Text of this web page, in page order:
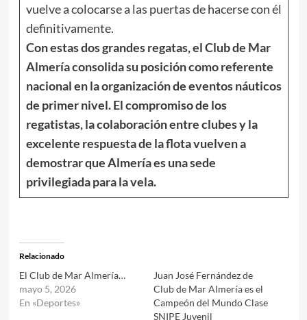
vuelve a colocarse a las puertas de hacerse con él
definitivamente.
Con estas dos grandes regatas, el Club de Mar
Almería consolida su posición como referente
nacional en la organización de eventos náuticos
de primer nivel. El compromiso de los
regatistas, la colaboración entre clubes y la
excelente respuesta de la flota vuelven a
demostrar que Almería es una sede
privilegiada para la vela.
Relacionado
El Club de Mar Almería…
mayo 5, 2026
En «Deportes»
Juan José Fernández de
Club de Mar Almería es el
Campeón del Mundo Clase
SNIPE Juvenil